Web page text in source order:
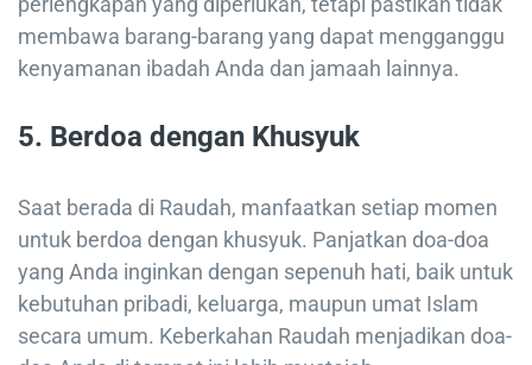
membawa barang-barang yang dapat mengganggu
kenyamanan ibadah Anda dan jamaah lainnya.
5. Berdoa dengan Khusyuk
Saat berada di Raudah, manfaatkan setiap momen
untuk berdoa dengan khusyuk. Panjatkan doa-doa
yang Anda inginkan dengan sepenuh hati, baik untuk
kebutuhan pribadi, keluarga, maupun umat Islam
secara umum. Keberkahan Raudah menjadikan doa-